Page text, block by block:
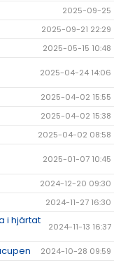
2025-09-25
2025-09-21 22:29
2025-05-15 10:48
2025-04-24 14:06
2025-04-02 15:55
2025-04-02 15:38
2025-04-02 08:58
2025-01-07 10:45
2024-12-20 09:30
2024-11-27 16:30
i hjärtat
2024-11-13 16:37
2024-10-28 09:59